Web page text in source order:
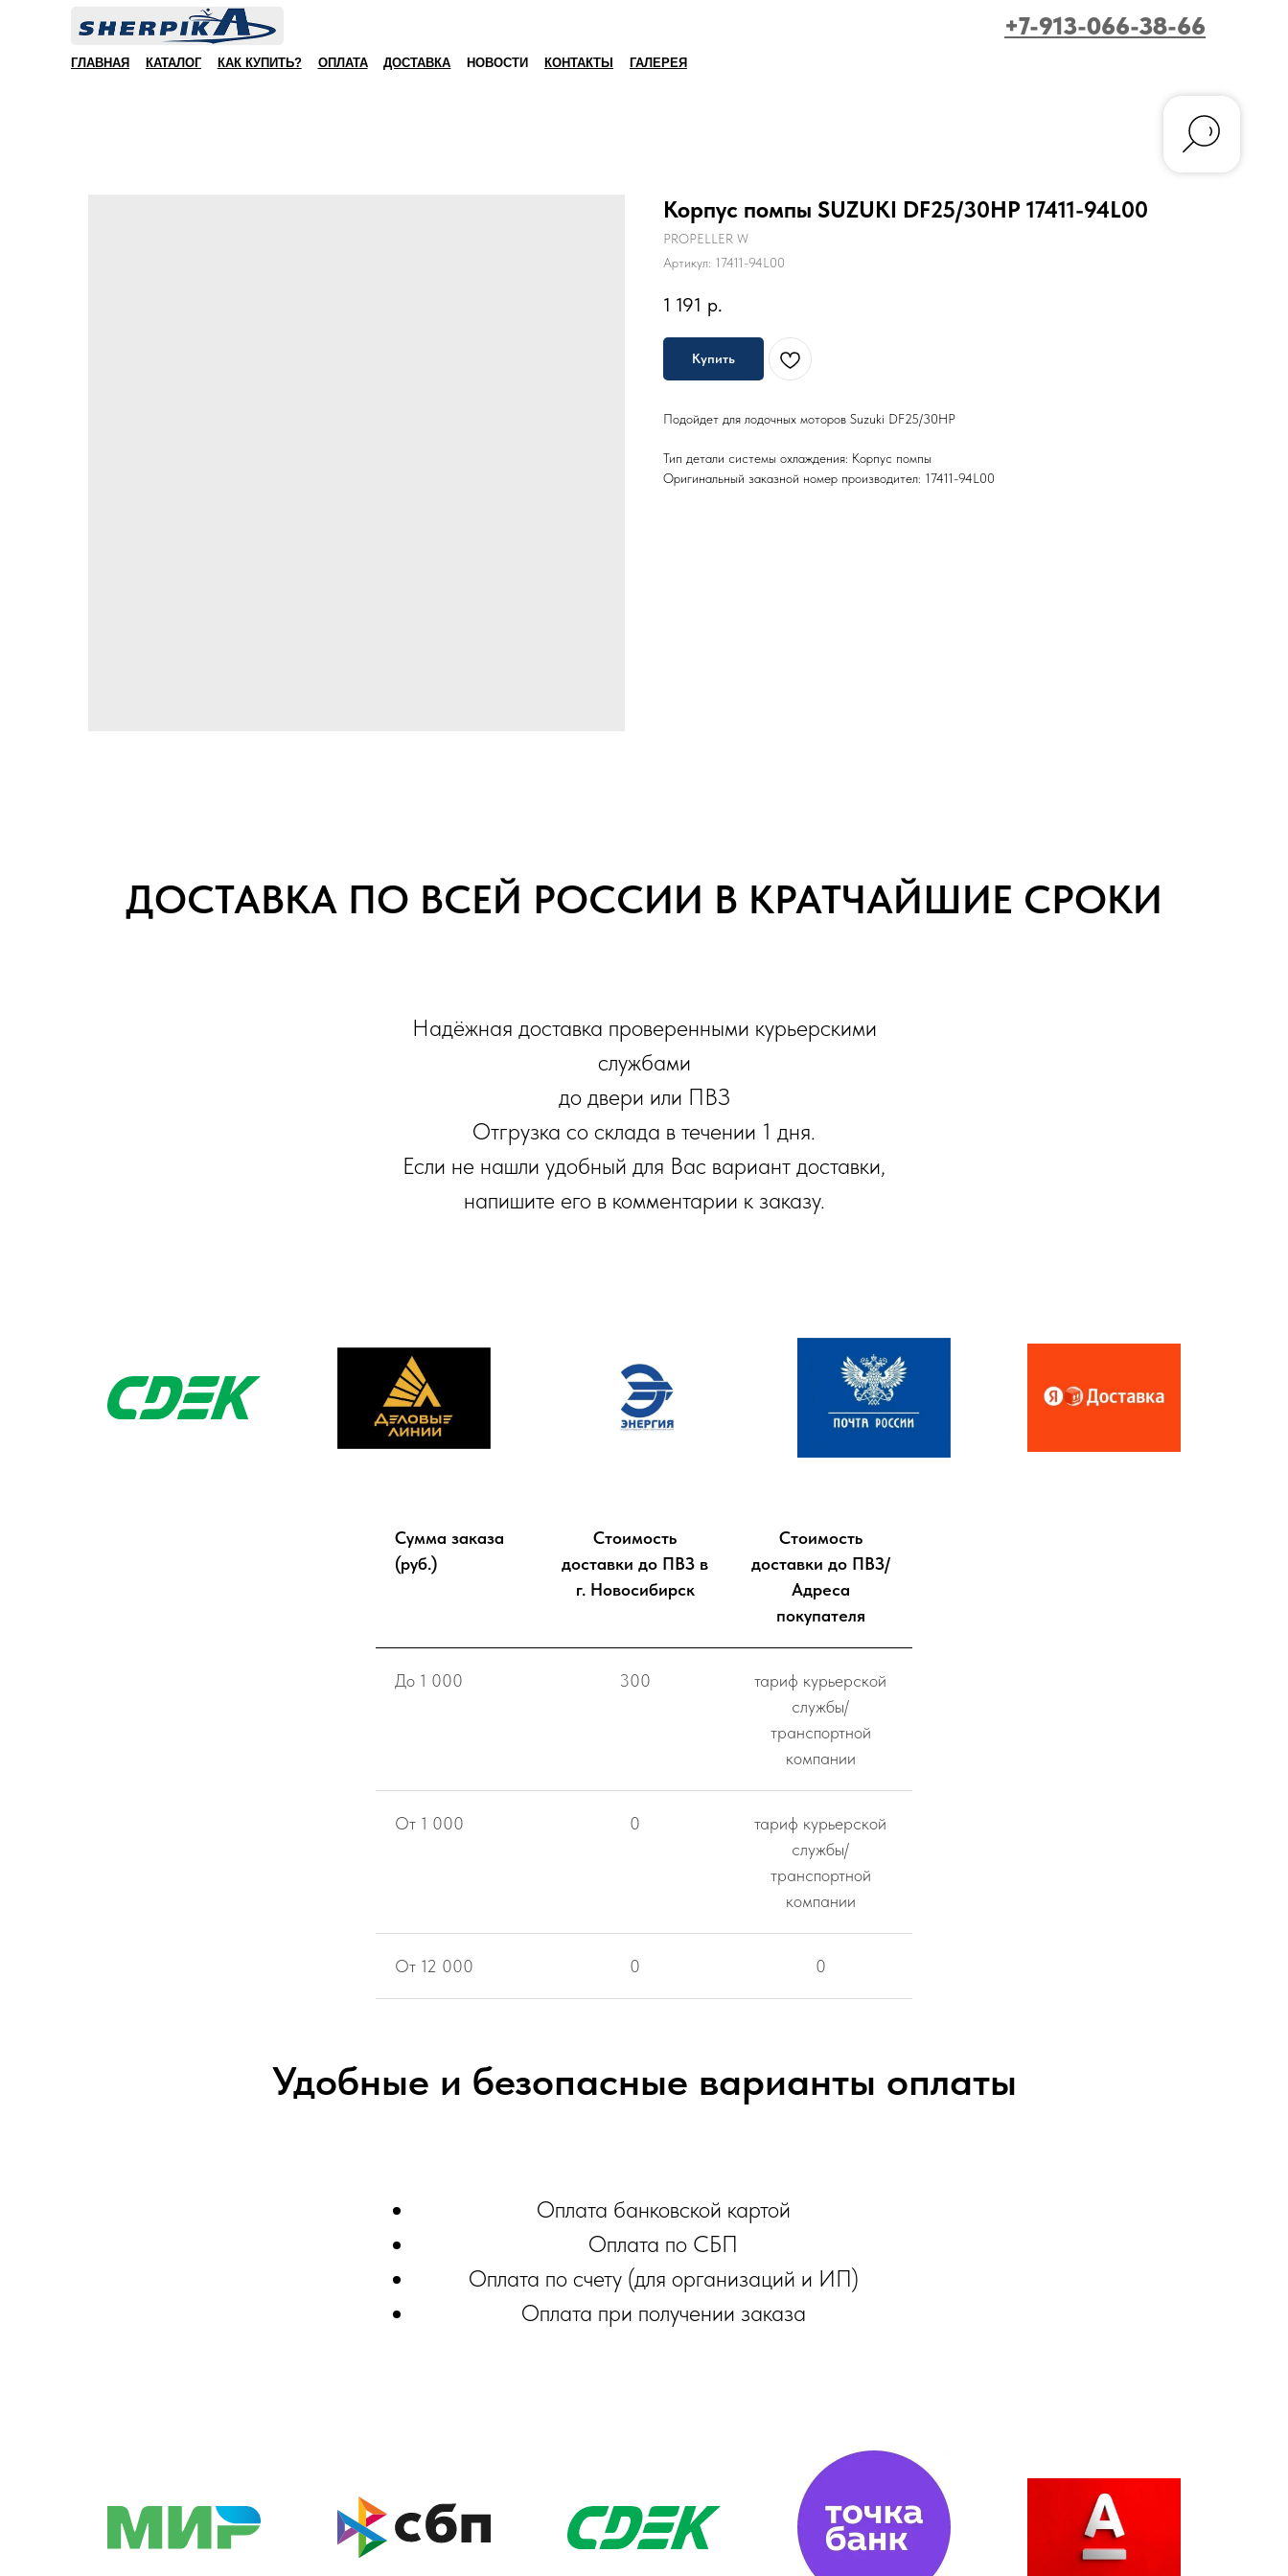
+7-913-066-38-66
ГЛАВНАЯ КАТАЛОГ КАК КУПИТЬ? ОПЛАТА ДОСТАВКА НОВОСТИ КОНТАКТЫ ГАЛЕРЕЯ
Корпус помпы SUZUKI DF25/30HP 17411-94L00
PROPELLER W
Артикул: 17411-94L00
1 191 р.
Купить
Подойдет для лодочных моторов Suzuki DF25/30HP
Тип детали системы охлаждения: Корпус помпы
Оригинальный заказной номер производител: 17411-94L00
ДОСТАВКА ПО ВСЕЙ РОССИИ В КРАТЧАЙШИЕ СРОКИ
Надёжная доставка проверенными курьерскими
службами
до двери или ПВЗ
Отгрузка со склада в течении 1 дня.
Если не нашли удобный для Вас вариант доставки,
напишите его в комментарии к заказу.
Сумма заказа
(руб.)
Стоимость
доставки до ПВЗ в
г. Новосибирск
Стоимость
доставки до ПВЗ/
Адреса
покупателя
До 1 000 300
тариф курьерской
службы/
транспортной
компании
От 1 000 0
тариф курьерской
службы/
транспортной
компании
От 12 000 0 0
Удобные и безопасные варианты оплаты
Оплата банковской картой
Оплата по СБП
Оплата по счету (для организаций и ИП)
Оплата при получении заказа